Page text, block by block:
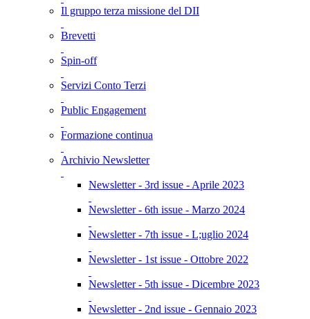
Il gruppo terza missione del DII
Brevetti
Spin-off
Servizi Conto Terzi
Public Engagement
Formazione continua
Archivio Newsletter
Newsletter - 3rd issue - Aprile 2023
Newsletter - 6th issue - Marzo 2024
Newsletter - 7th issue - L;uglio 2024
Newsletter - 1st issue - Ottobre 2022
Newsletter - 5th issue - Dicembre 2023
Newsletter - 2nd issue - Gennaio 2023